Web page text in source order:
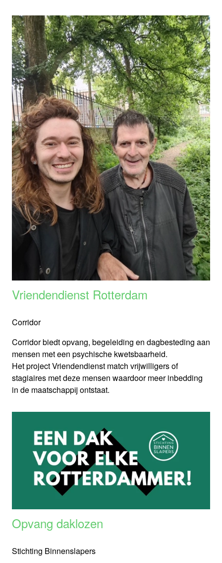
Vriendendienst Rotterdam
Corridor
Corridor biedt opvang, begeleiding en dagbesteding aan
mensen met een psychische kwetsbaarheid.
Het project Vriendendienst match vrijwilligers of
stagiaires met deze mensen waardoor meer inbedding
in de maatschappij ontstaat.
Opvang daklozen
Stichting Binnenslapers